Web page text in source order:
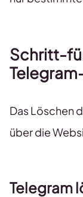
Schritt-
Das Löschen
über die
Telegram